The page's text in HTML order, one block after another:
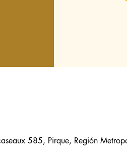
585, Pirque, Región